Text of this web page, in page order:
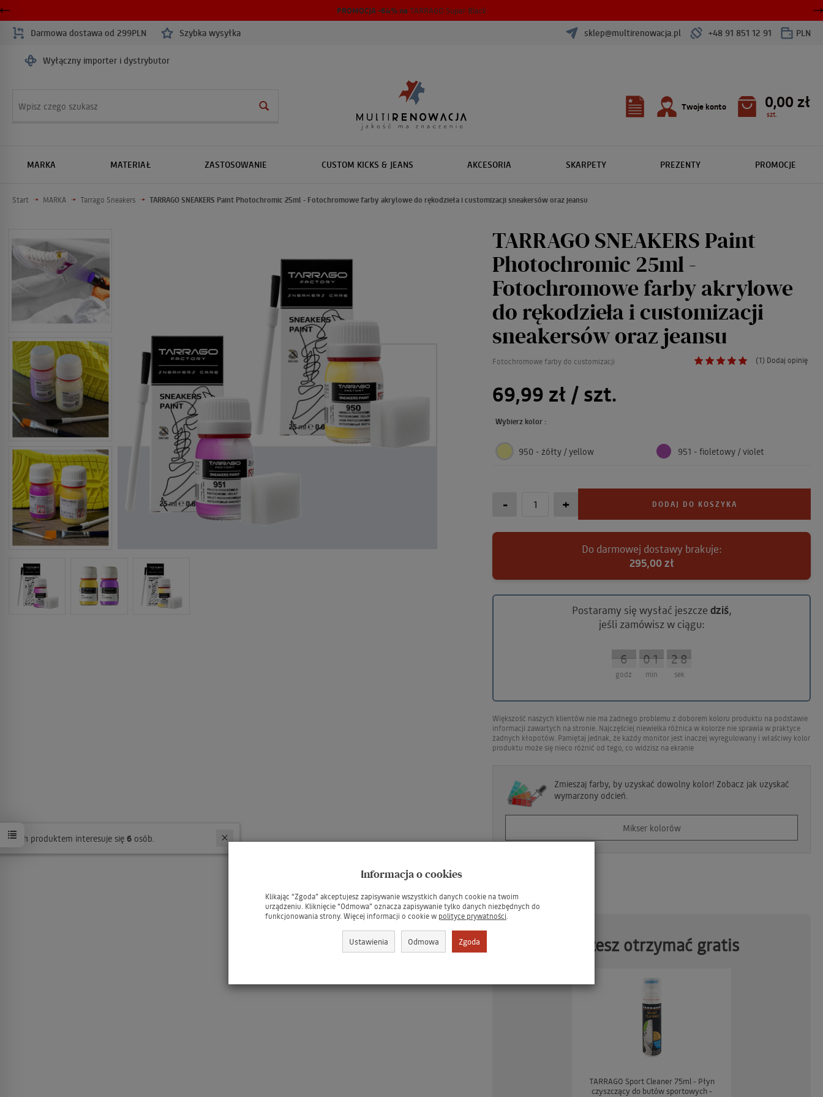
PROMOCJA -64% na TARRAGO Super Black
Darmowa dostawa od 299PLN Szybka wysyłka
Wyłączny importer i dystrybutor
sklep@multirenowacja.pl +48 91 851 12 91 PLN
0,00 zł
szt.
Twoje konto
MARKA MATERIAŁ ZASTOSOWANIE CUSTOM KICKS & JEANS AKCESORIA SKARPETY PREZENTY PROMOCJE
Start MARKA Tarrago Sneakers TARRAGO SNEAKERS Paint Photochromic 25ml - Fotochromowe farby akrylowe do rękodzieła i customizacji sneakersów oraz jeansu
TARRAGO SNEAKERS Paint
Photochromic 25ml -
Fotochromowe farby akrylowe
do rękodzieła i customizacji
sneakersów oraz jeansu
Fotochromowe farby do customizacji (1) Dodaj opinię
69,99 zł / szt.
Wybierz kolor :
950 - żółty / yellow 951 - fioletowy / violet
- + DODAJ DO KOSZYKA
Do darmowej dostawy brakuje:
295,00 zł
Postaramy się wysłać jeszcze dziś,
jeśli zamówisz w ciągu:
23
23
23
22
22
21
21
20
20
19
19
18
18
17
17
16
16
15
15
14
14
13
13
12
12
11
11
10
10
9
9
8
8
7
7
6
6
5
5
4
4
3
3
2
2
1
1
0
0
23
23
23 5
5
5
4
4
3
3
2
2
1
1
0
0
5
5
59
9
9
8
8
7
7
6
6
5
5
4
4
3
3
2
2
1
1
0
0
9
9
9 5
5
5
4
4
3
3
2
2
1
1
0
0
5
5
59
9
9
8
8
7
7
6
6
5
5
4
4
3
3
2
2
1
1
0
0
9
9
9
godz min sek
Większość naszych klientów nie ma żadnego problemu z doborem koloru produktu na podstawie
informacji zawartych na stronie. Najczęściej niewielka różnica w kolorze nie sprawia w praktyce
żadnych kłopotów. Pamiętaj jednak, że każdy monitor jest inaczej wyregulowany i właściwy kolor
produktu może się nieco różnić od tego, co widzisz na ekranie
Zmieszaj farby, by uzyskać dowolny kolor! Zobacz jak uzyskać
wymarzony odcień.
Mikser kolorów
Obserwuj produkt:
Możesz otrzymać gratis
TARRAGO Sport Cleaner 75ml - Płyn
czyszczący do butów sportowych -
W ostatnich 7 dniach produktem interesuje się
Informacja o cookies
Klikając “Zgoda” akceptujesz zapisywanie wszystkich danych cookie na twoim
urządzeniu. Kliknięcie “Odmowa” oznacza zapisywanie tylko danych niezbędnych do
funkcjonowania strony. Więcej informacji o cookie w polityce prywatności.
Ustawienia Odmowa Zgoda